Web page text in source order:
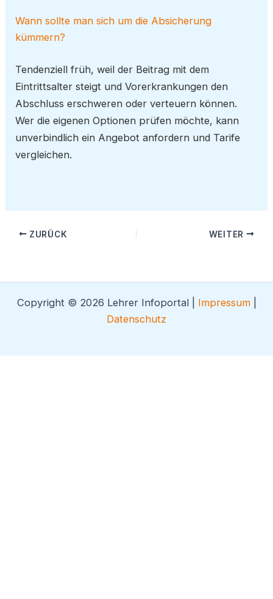
Wann sollte man sich um die Absicherung
kümmern?
Tendenziell früh, weil der Beitrag mit dem
Eintrittsalter steigt und Vorerkrankungen den
Abschluss erschweren oder verteuern können.
Wer die eigenen Optionen prüfen möchte, kann
unverbindlich ein Angebot anfordern und Tarife
vergleichen.
ZURÜCK WEITER
Copyright © 2026 Lehrer Infoportal | Impressum|
Datenschutz